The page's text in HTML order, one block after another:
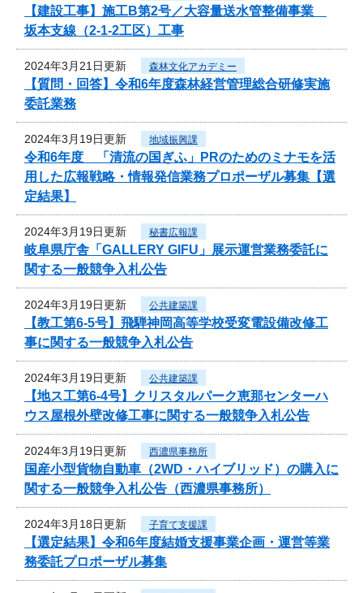
【建設工事】施工B第2号／大容量送水管整備事業
坂本支線（2-1-2工区）工事
2024年3月21日更新 森林文化アカデミー
【質問・回答】令和6年度森林経営管理総合研修実施
委託業務
2024年3月19日更新 地域振興課
令和6年度 「清流の国ぎふ」PRのためのミナモを活
用した広報戦略・情報発信業務プロポーザル募集【選
定結果】
2024年3月19日更新 秘書広報課
岐阜県庁舎「GALLERY GIFU」展示運営業務委託に
関する一般競争入札公告
2024年3月19日更新 公共建築課
【教工第6-5号】飛騨神岡高等学校受変電設備改修工
事に関する一般競争入札公告
2024年3月19日更新 公共建築課
【地ス工第6-4号】クリスタルパーク恵那センターハ
ウス屋根外壁改修工事に関する一般競争入札公告
2024年3月19日更新 西濃県事務所
国産小型貨物自動車（2WD・ハイブリッド）の購入に
関する一般競争入札公告（西濃県事務所）
2024年3月18日更新 子育て支援課
【選定結果】令和6年度結婚支援事業企画・運営等業
務委託プロポーザル募集